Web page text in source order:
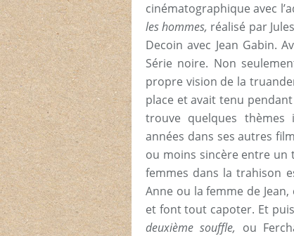
cinématographique avec
les hommes, réalisé par
Decoin avec Jean Gabin.
Série noire. Non
propre vision de la
place et avait tenu
trouve quelques
années dans ses autres
ou moins sincère entre un
femmes dans la trahison
Anne ou la femme de
et font tout capoter. Et
deuxième souffle, ou